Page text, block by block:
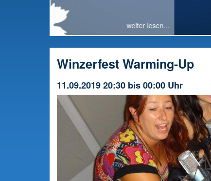
Winzerfest Warming-Up
11.09.2019 20:30 bis 00:00 Uhr